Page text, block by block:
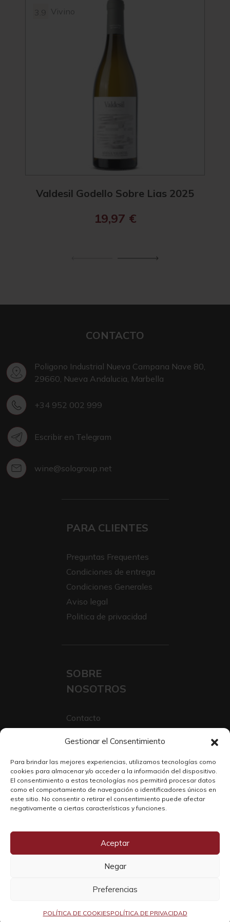
Gestionar el Consentimiento
Para brindar las mejores experiencias, utilizamos tecnologías como
cookies para almacenar y/o acceder a la información del dispositivo.
El consentimiento a estas tecnologías nos permitirá procesar datos
como el comportamiento de navegación o identificadores únicos en
este sitio. No consentir o retirar el consentimiento puede afectar
negativamente a ciertas características y funciones.
Aceptar
Negar
Preferencias
POLÍTICA DE COOKIESPOLÍTICA DE PRIVACIDAD
Vivino
Valdesil Godello Sobre Lias 2025
19,97 €
CONTACTO
Poligono Industrial Nueva Campana Nave 80,
29660, Nueva Andalucia, Marbella
+34 952 002 999
Escribir en Telegram
wine@sologroup.net
Copyright © 2026 SOLO WINE
PARA CLIENTES
Preguntas Frequentes
Condiciones de entrega
Condiciones Generales
Aviso legal
Politica de privacidad
SOBRE
NOSOTROS
Contacto